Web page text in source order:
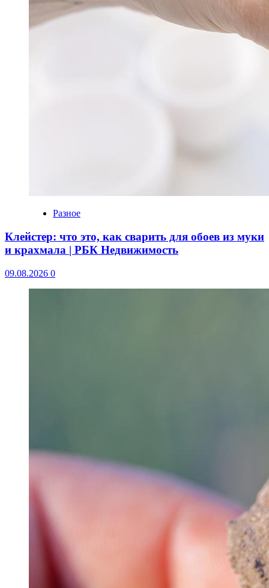
Разное
Клейстер: что это, как сварить для обоев из муки
и крахмала | РБК Недвижимость
09.08.2026 0